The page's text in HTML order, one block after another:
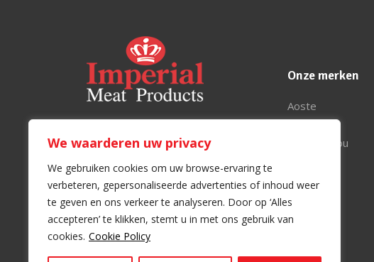
We waarderen uw privacy
We gebruiken cookies om uw browse-ervaring te
verbeteren, gepersonaliseerde advertenties of inhoud weer
te geven en ons verkeer te analyseren. Door op ‘Alles
accepteren’ te klikken, stemt u in met ons gebruik van
cookies. Cookie Policy
Grote Baan 200
B-9920 Lievegem
BE 453.627.923
info@imperial.be
+32 (0)9 370 02 11
Onze merken
Aoste
Marcassou
Justin Bridou
Disney
Imperial